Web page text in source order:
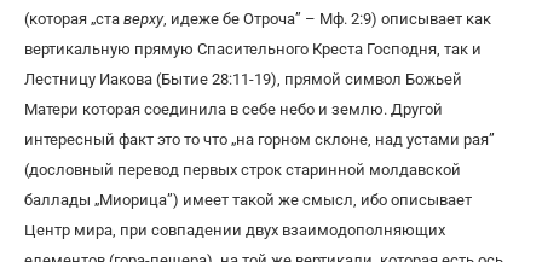
(которая „ста верху, идеже бе Отроча” – Мф. 2:9) описывает как
вертикальную прямую Спасительного Креста Господня, так и
Лестницу Иакова (Бытие 28:11-19), прямой символ Божьей
Матери которая соединила в себе небо и землю. Другой
интересный факт это то что „на горном склоне, над устами рая”
(дословный перевод первых строк старинной молдавской
баллады „Миорица”) имеет такой же смысл, ибо описывает
Центр мира, при совпадении двух взаимодополняющих